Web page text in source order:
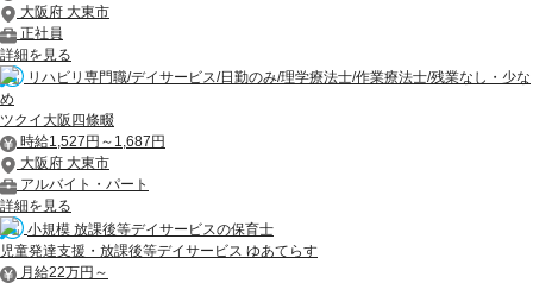
大阪府 大東市
正社員
詳細を見る
リハビリ専門職/デイサービス/日勤のみ/理学療法士/作業療法士/残業なし・少な
め
ツクイ大阪四條畷
時給1,527円～1,687円
大阪府 大東市
アルバイト・パート
詳細を見る
小規模 放課後等デイサービスの保育士
児童発達支援・放課後等デイサービス ゆあてらす
月給22万円～